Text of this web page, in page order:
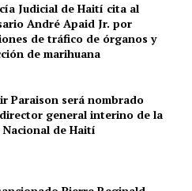
Judicial de Haití cita al
André Apaid Jr. por
de tráfico de órganos y
de marihuana
Paraison será nombrado
general interino de la
de Haití